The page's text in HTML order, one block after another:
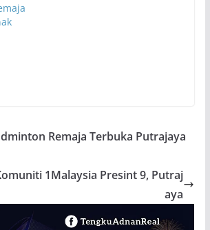
Remaja Terbuka Putrajaya
1Malaysia Presint 9, Putraj
aya